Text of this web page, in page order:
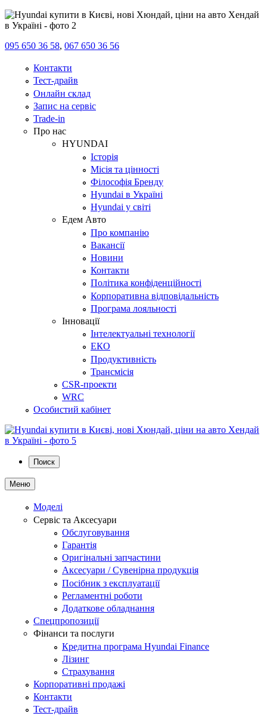
095 650 36 58, 067 650 36 56
Контакти
Тест-драйв
Онлайн склад
Запис на сервіс
Trade-in
Про нас
HYUNDAI
Історія
Місія та цінності
Філософія Бренду
Hyundai в Україні
Hyundai у світі
Едем Авто
Про компанію
Вакансії
Новини
Контакти
Політика конфіденційності
Корпоративна відповідальність
Програма лояльності
Інновації
Інтелектуальні технології
ЕКО
Продуктивність
Трансмісія
CSR-проекти
WRC
Особистий кабінет
Поиск
Меню
Моделі
Сервіс та Аксесуари
Обслуговування
Гарантія
Оригінальні запчастини
Аксесуари / Сувенірна продукція
Посібник з експлуатації
Регламентні роботи
Додаткове обладнання
Спецпропозиції
Фінанси та послуги
Кредитна програма Hyundai Finance
Лізинг
Страхування
Корпоративні продажі
Контакти
Тест-драйв